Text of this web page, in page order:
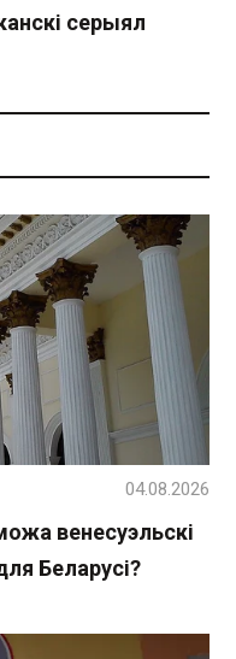
серыял
венесуэльскі
Беларусі?
04.08.2026